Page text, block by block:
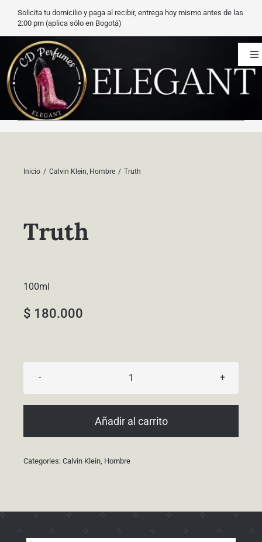
Saltar
contenido
Solicita tu domicilio y paga al recibir, entrega hoy mismo antes de las
2:00 pm (aplica sólo en Bogotá)
CD Perfumes
Blog
Contacto
Inicio Calvin Klein Hombre Truth
Truth
100ml
$ 180.000
Truth
Añadir al carrito
Categories:Calvin Klein Hombre